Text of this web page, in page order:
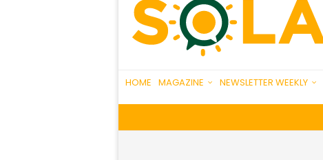
HOME MAGAZINE NEWSLETTER WEEKLY